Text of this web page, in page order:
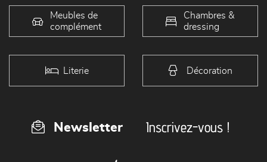
Meubles de
complément
Chambres &
dressing
Literie Décoration
Newsletter Inscrivez-vous !